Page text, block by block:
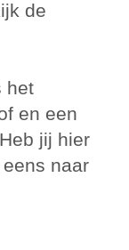
de
het
en een
jij hier
naar